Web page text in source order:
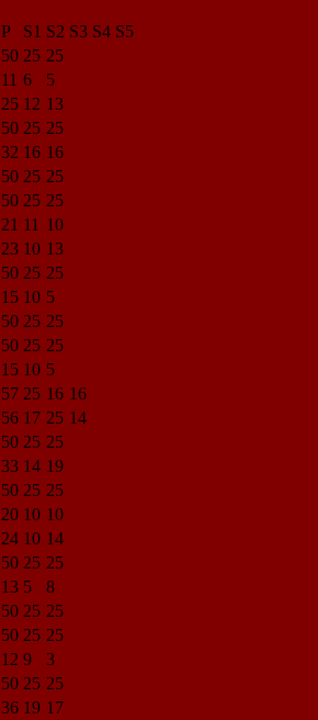
P S1 S2 S3 S4 S5
50 25 25
11 6
5
25 12 13
50 25 25
32 16 16
50 25 25
50 25 25
21 11 10
23 10 13
50 25 25
15 10 5
50 25 25
50 25 25
15 10 5
57 25 16 16
56 17 25 14
50 25 25
33 14 19
50 25 25
20 10 10
24 10 14
50 25 25
13 5
8
50 25 25
50 25 25
12 9
3
50 25 25
36 19 17